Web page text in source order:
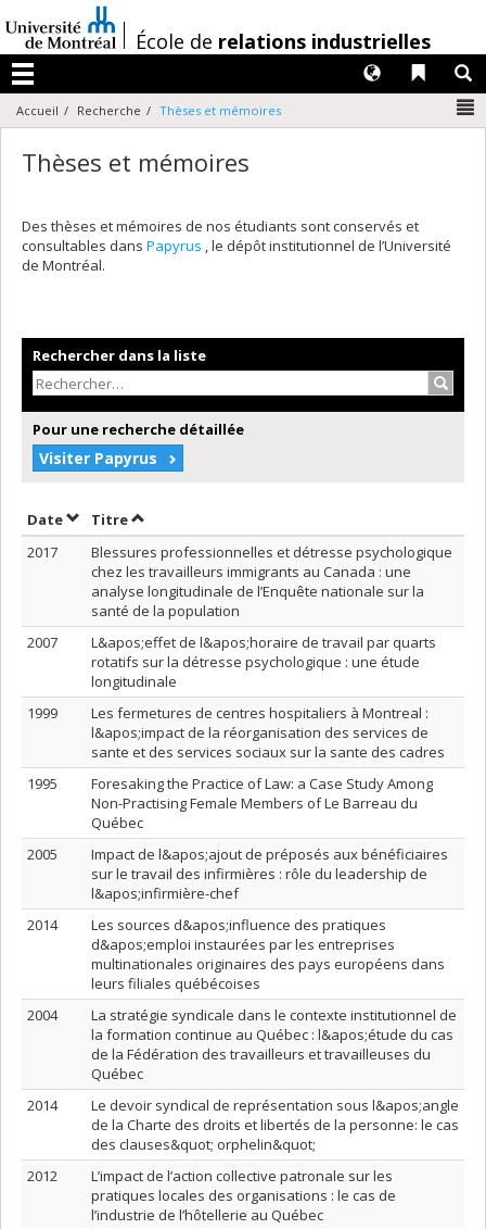
au
contenu
/École de relations industrielles
Menu
Liens
Langues
Accueil Recherche Thèses et mémoires
Thèses et mémoires
Des thèses et mémoires de nos étudiants sont conservés et
consultables dans Papyrus , le dépôt institutionnel de l’Université
de Montréal.
Rechercher dans la liste
Pour une recherche détaillée
Visiter Papyrus
DateTrier par date en ordre croissant
TitreTrier par titre en ordre croissant
2017
Blessures professionnelles et détresse psychologique
chez les travailleurs immigrants au Canada : une
analyse longitudinale de l’Enquête nationale sur la
santé de la population
2007
L&apos;effet de l&apos;horaire de travail par quarts
rotatifs sur la détresse psychologique : une étude
longitudinale
1999
Les fermetures de centres hospitaliers à Montreal :
l&apos;impact de la réorganisation des services de
sante et des services sociaux sur la sante des cadres
1995
Foresaking the Practice of Law: a Case Study Among
Non-Practising Female Members of Le Barreau du
Québec
2005
Impact de l&apos;ajout de préposés aux bénéficiaires
sur le travail des infirmières : rôle du leadership de
l&apos;infirmière-chef
2014
Les sources d&apos;influence des pratiques
d&apos;emploi instaurées par les entreprises
multinationales originaires des pays européens dans
leurs filiales québécoises
2004
La stratégie syndicale dans le contexte institutionnel de
la formation continue au Québec : l&apos;étude du cas
de la Fédération des travailleurs et travailleuses du
Québec
2014
Le devoir syndical de représentation sous l&apos;angle
de la Charte des droits et libertés de la personne: le cas
des clauses&quot; orphelin&quot;
2012
L’impact de l’action collective patronale sur les
pratiques locales des organisations : le cas de
l’industrie de l’hôtellerie au Québec